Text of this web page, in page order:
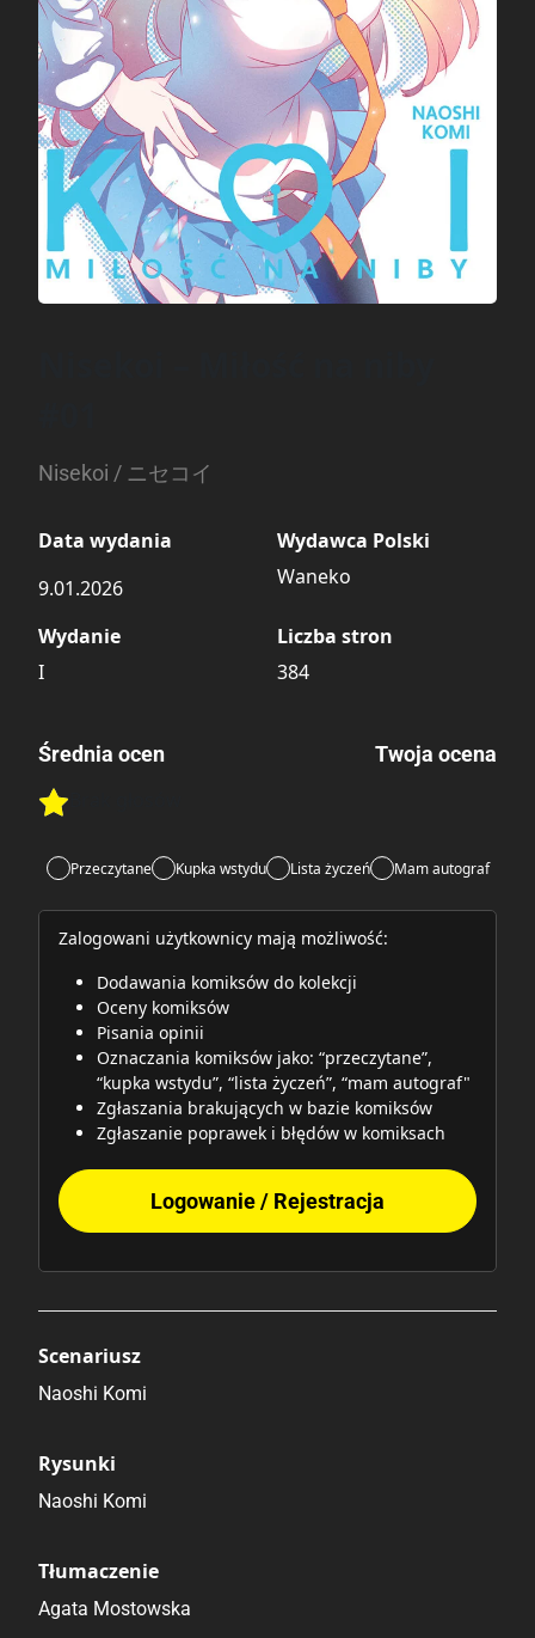
Nisekoi / ニセコイ
Data wydania
9.01.2026
Wydawca Polski
Waneko
Wydanie
I
Liczba stron
384
Średnia ocen
Rate this item:
Twoja ocena
Przeczytane Kupka wstydu Lista życzeń Mam autograf
Zalogowani użytkownicy mają możliwość:
Dodawania komiksów do kolekcji
Oceny komiksów
Pisania opinii
Oznaczania komiksów jako: “przeczytane”,
“kupka wstydu”, “lista życzeń”, “mam autograf"
Zgłaszania brakujących w bazie komiksów
Zgłaszanie poprawek i błędów w komiksach
Logowanie / Rejestracja
Scenariusz
Naoshi Komi
Rysunki
Naoshi Komi
Tłumaczenie
Agata Mostowska